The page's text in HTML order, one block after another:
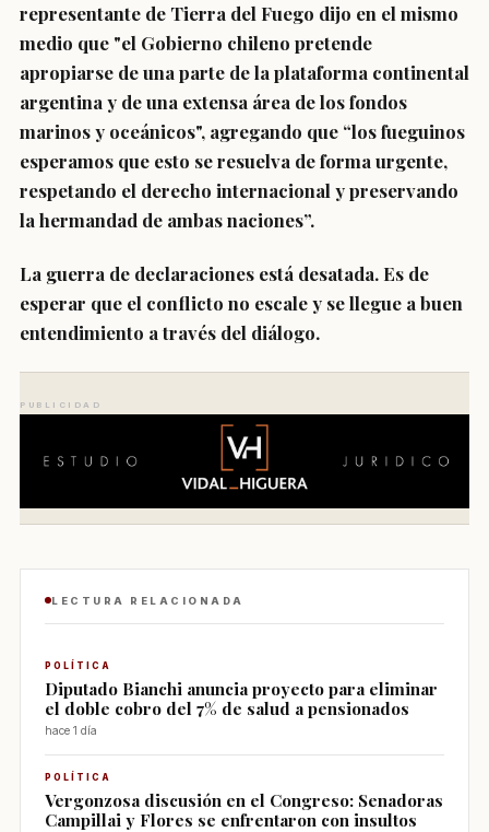
representante de Tierra del Fuego dijo en el mismo
medio que "el Gobierno chileno pretende
apropiarse de una parte de la plataforma continental
argentina y de una extensa área de los fondos
marinos y oceánicos", agregando que “los fueguinos
esperamos que esto se resuelva de forma urgente,
respetando el derecho internacional y preservando
la hermandad de ambas naciones”.
La guerra de declaraciones está desatada. Es de
esperar que el conflicto no escale y se llegue a buen
entendimiento a través del diálogo.
PUBLICIDAD
LECTURA RELACIONADA
POLÍTICA
Diputado Bianchi anuncia proyecto para eliminar
el doble cobro del 7% de salud a pensionados
hace 1 día
POLÍTICA
Vergonzosa discusión en el Congreso: Senadoras
Campillai y Flores se enfrentaron con insultos